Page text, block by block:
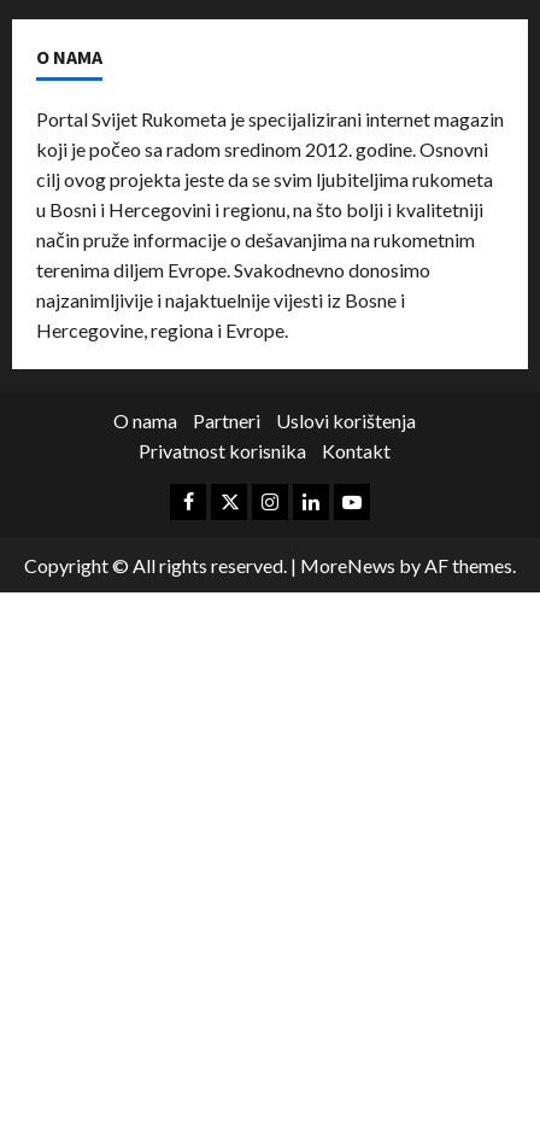
O NAMA
Portal Svijet Rukometa je specijalizirani internet magazin
koji je počeo sa radom sredinom 2012. godine. Osnovni
cilj ovog projekta jeste da se svim ljubiteljima rukometa
u Bosni i Hercegovini i regionu, na što bolji i kvalitetniji
način pruže informacije o dešavanjima na rukometnim
terenima diljem Evrope. Svakodnevno donosimo
najzanimljivije i najaktuelnije vijesti iz Bosne i
Hercegovine, regiona i Evrope.
O nama Partneri
Uslovi korištenja
Privatnost korisnika
Kontakt
Copyright © All rights reserved. | MoreNews by AF themes.